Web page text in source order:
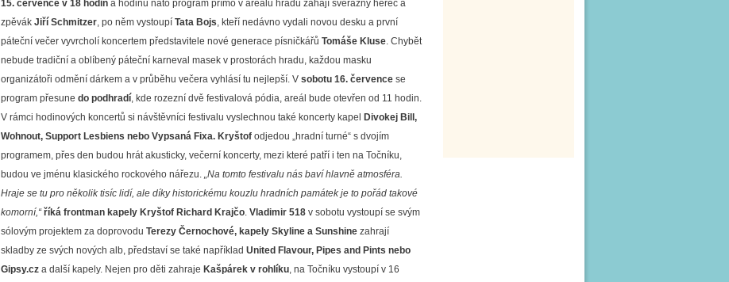
15. července v 18 hodin a hodinu nato program přímo v areálu hradu zahájí svérázný herec a
zpěvák Jiří Schmitzer, po něm vystoupí Tata Bojs, kteří nedávno vydali novou desku a první
páteční večer vyvrcholí koncertem představitele nové generace písničkářů Tomáše Kluse. Chybět
nebude tradiční a oblíbený páteční karneval masek v prostorách hradu, každou masku
organizátoři odmění dárkem a v průběhu večera vyhlásí tu nejlepší. V sobotu 16. července se
program přesune do podhradí, kde rozezní dvě festivalová pódia, areál bude otevřen od 11 hodin.
V rámci hodinových koncertů si návštěvníci festivalu vyslechnou také koncerty kapel
Divokej Bill,
Wohnout, Support Lesbiens nebo Vypsaná Fixa. Kryštof odjedou „hradní turné“ s dvojím
programem, přes den budou hrát akusticky, večerní koncerty, mezi které patří i ten na Točníku,
budou ve jménu klasického rockového nářezu. „Na tomto festivalu nás baví hlavně atmosféra.
Hraje se tu pro několik tisíc lidí, ale díky historickému kouzlu hradních památek je to pořád takové
komorní,“říká frontman kapely Kryštof Richard Krajčo. Vladimir 518 v sobotu vystoupí se svým
sólovým projektem za doprovodu Terezy Černochové, kapely Skyline a Sunshine zahrají
skladby ze svých nových alb, představí se také například United Flavour, Pipes and Pints nebo
Gipsy.cz a další kapely. Nejen pro děti zahraje Kašpárek v rohlíku, na Točníku vystoupí v 16